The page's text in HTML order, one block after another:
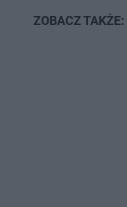
ZOBACZ TAKŻE: